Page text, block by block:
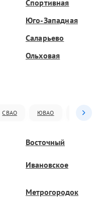
Спортивная
Юго-Западная
Саларьево
Ольховая
СВАО ЮВАО ЮАО
Восточный
Ивановское
Метрогородок